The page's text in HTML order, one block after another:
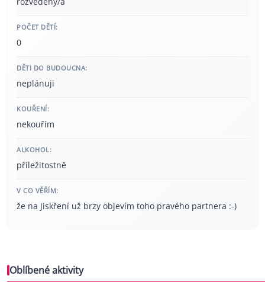
POČET DĚTÍ:
0
DĚTI DO BUDOUCNA:
neplánuji
KOUŘENÍ:
nekouřím
ALKOHOL:
příležitostně
V CO VĚŘÍM:
že na Jiskření už brzy objevím toho pravého partnera :-)
Oblíbené aktivity